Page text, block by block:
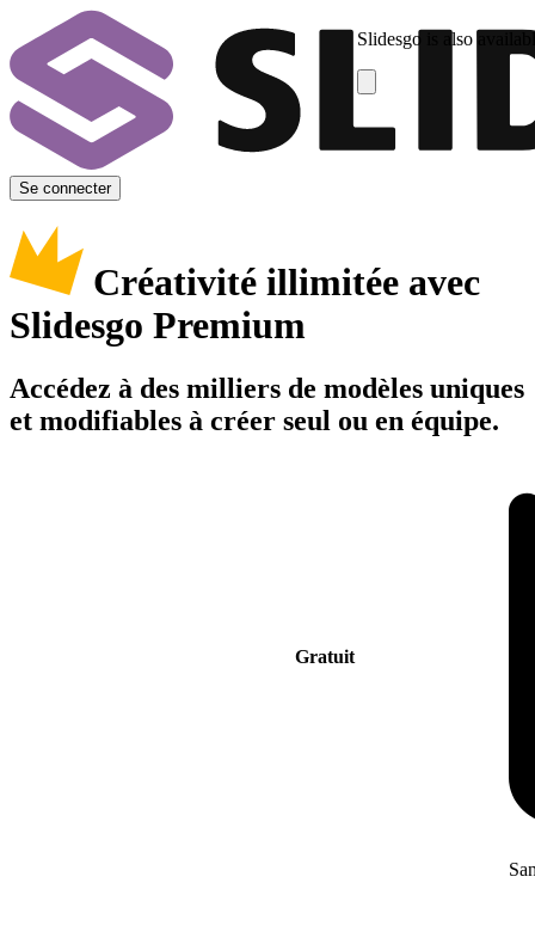
Slidesgo is also
Se connecter
Créativité illimitée avec
Slidesgo Premium
Accédez à des milliers de modèles uniques
et modifiables à créer seul ou en équipe.
Gratuit